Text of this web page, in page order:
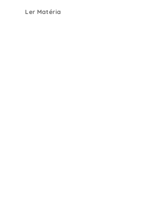
Ler Matéria